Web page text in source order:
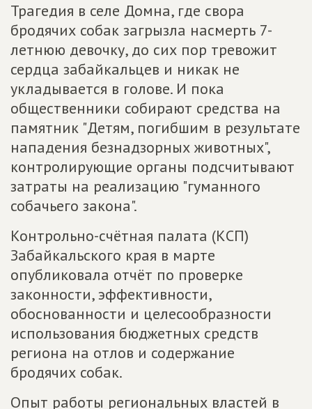
Трагедия в селе Домна, где свора
бродячих собак загрызла насмерть 7-
летнюю девочку, до сих пор тревожит
сердца забайкальцев и никак не
укладывается в голове. И пока
общественники собирают средства на
памятник "Детям, погибшим в результате
нападения безнадзорных животных",
контролирующие органы подсчитывают
затраты на реализацию "гуманного
собачьего закона".
Контрольно-счётная палата (КСП)
Забайкальского края в марте
опубликовала отчёт по проверке
законности, эффективности,
обоснованности и целесообразности
использования бюджетных средств
региона на отлов и содержание
бродячих собак.
Опыт работы региональных властей в